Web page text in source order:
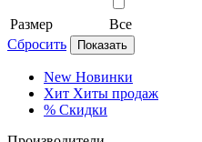
Размер
Все
Сбросить
Показать
New Новинки
Хит Хиты продаж
% Скидки